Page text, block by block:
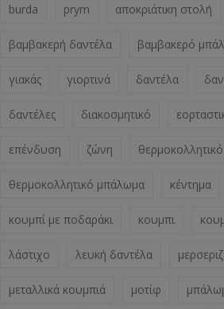
burda prym αποκριάτικη στολή
βαμβακερή δαντέλα βαμβακερό
γιακάς γιορτινά δαντέλα
δαντέλες διακοσμητικό
επένδυση ζώνη
θερμοκολλητικό μπάλωμα κέντημα
κουμπί με ποδαράκι κουμπι
λάστιχο λευκή δαντέλα
μεταλλικά κουμπιά μοτίφ